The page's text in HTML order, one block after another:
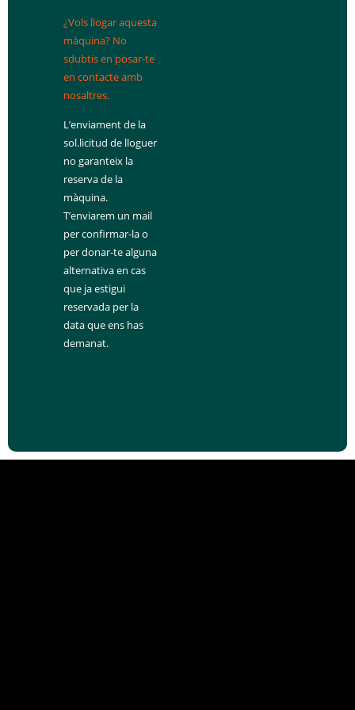
¿Vols llogar aquesta
màquina? No
sdubtis en posar-te
en contacte amb
nosaltres.
L’enviament de la
sol.licitud de lloguer
no garanteix la
reserva de la
màquina.
T’enviarem un mail
per confirmar-la o
per donar-te alguna
alternativa en cas
que ja estigui
reservada per la
data que ens has
demanat.